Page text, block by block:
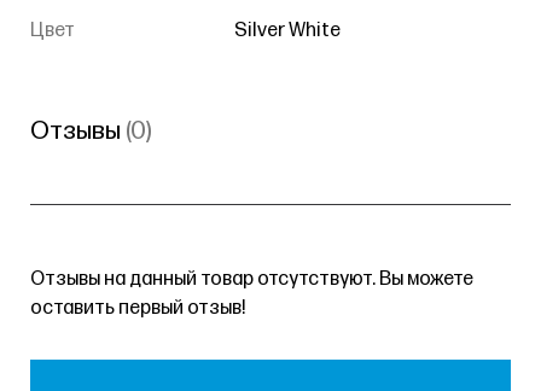
Цвет
Silver White
Отзывы (0)
Отзывы на данный товар отсутствуют. Вы можете
оставить первый отзыв!